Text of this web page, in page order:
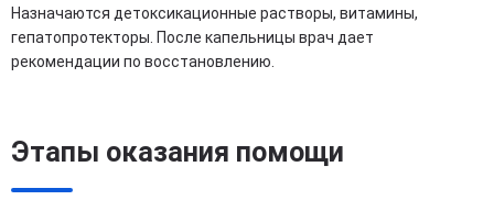
Назначаются детоксикационные растворы, витамины,
гепатопротекторы. После капельницы врач дает
рекомендации по восстановлению.
Этапы оказания помощи